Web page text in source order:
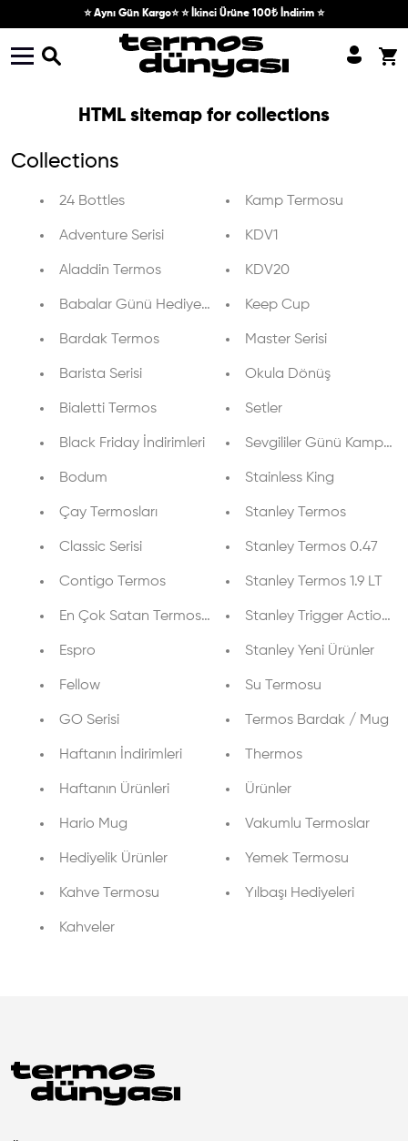
Skip to content⭐ Aynı Gün Kargo⭐ ⭐ İkinci Ürüne 100₺ İndirim ⭐
HTML sitemap for collections
Collections
24 Bottles
Adventure Serisi
Aladdin Termos
Babalar Günü Hediyeleri
Bardak Termos
Barista Serisi
Bialetti Termos
Black Friday İndirimleri
Bodum
Çay Termosları
Classic Serisi
Contigo Termos
En Çok Satan Termoslar
Espro
Fellow
GO Serisi
Haftanın İndirimleri
Haftanın Ürünleri
Hario Mug
Hediyelik Ürünler
Kahve Termosu
Kahveler
Kamp Termosu
KDV1
KDV20
Keep Cup
Master Serisi
Okula Dönüş
Setler
Sevgililer Günü
Stainless King
Stanley Termos
Stanley Termos 0.47
Stanley Termos 1.9 LT
Stanley Trigger Action
Stanley Yeni Ürünler
Su Termosu
Termos Bardak / Mug
Thermos
Ürünler
Vakumlu Termoslar
Yemek Termosu
Yılbaşı Hediyeleri